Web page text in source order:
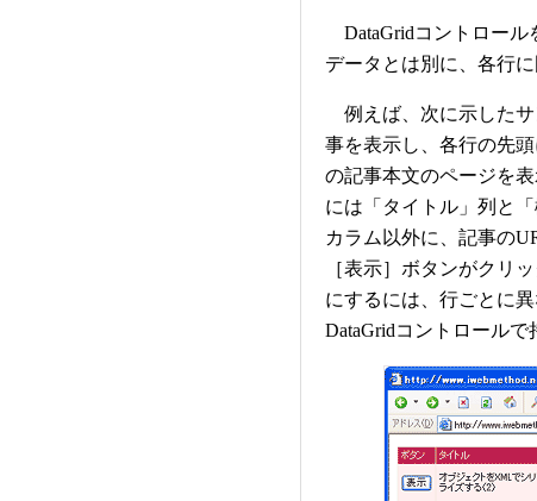
DataGridコントロール
データとは別に、各行
例えば、次に示したサ
事を表示し、各行の先
の記事本文のページを
には「タイトル」列と
カラム以外に、記事の
［表示］ボタンがクリ
にするには、行ごとに
DataGridコントロールで